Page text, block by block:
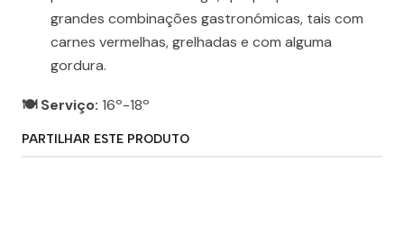
grandes combinações gastronómicas, tais com
carnes vermelhas, grelhadas e com alguma
gordura.
🍽️ Serviço: 16º-18º
PARTILHAR ESTE PRODUTO